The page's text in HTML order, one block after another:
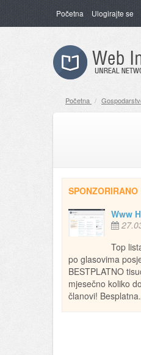
Početna Ulogirajte se
Početna /
SPONZORIRANO
Www
Top
po glasovima
BESTPLATNO
mjesečno koliko
članovi!